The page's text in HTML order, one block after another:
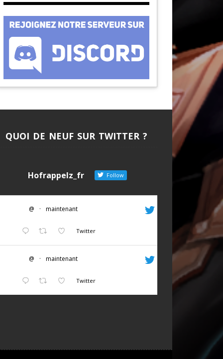
QUOI DE NEUF SUR TWITTER ?
Hofrappelz_fr Follow
@ · maintenant
Twitter
@ · maintenant
Twitter